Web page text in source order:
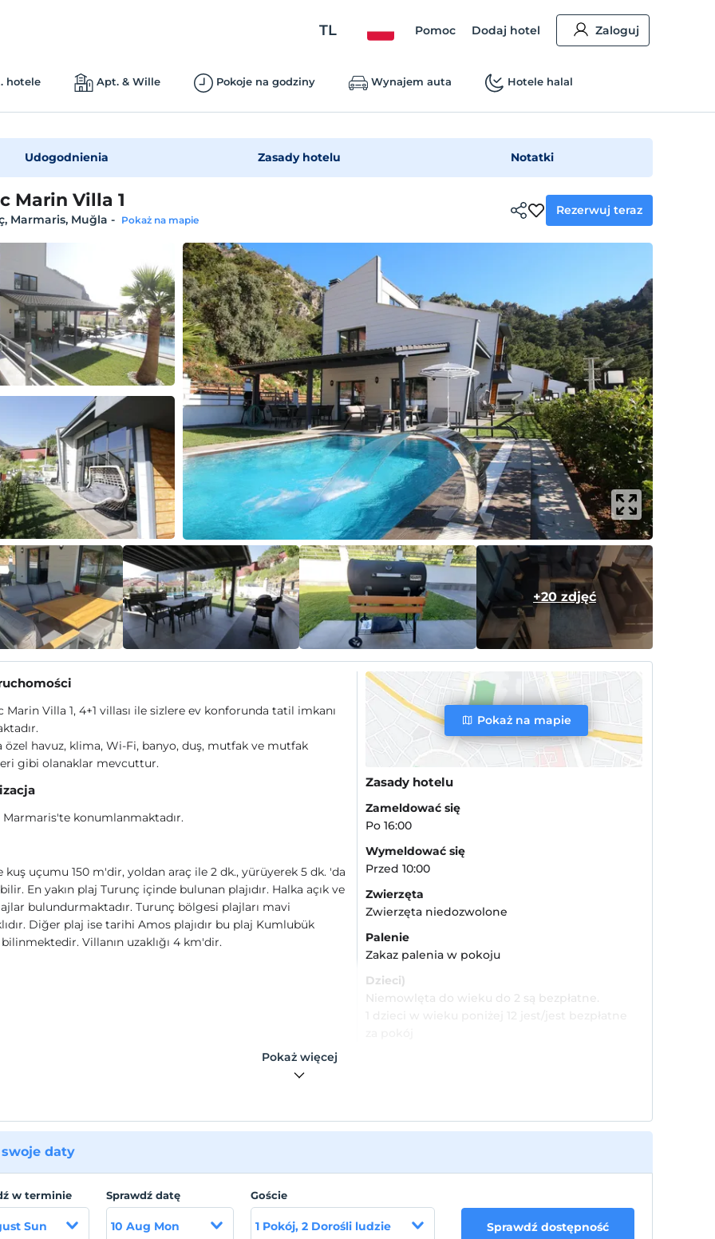
TL Pomoc Dodaj hotel Zaloguj
hotele Apt. & Wille Pokoje na godziny Wynajem auta Hotele halal
Udogodnienia Zasady hotelu Notatki
Marin Villa 1
Marmaris, Muğla - Pokaż na mapie
Rezerwuj teraz
+20 zdjęć
Marin Villa 1, 4+1 villası ile sizlere ev konforunda tatil imkanı
özel havuz, klima, Wi-Fi, banyo, duş, mutfak ve mutfak
gibi olanaklar mevcuttur.
konumlanmaktadır.
kuş uçumu 150 m'dir, yoldan araç ile 2 dk., yürüyerek 5 dk. 'da
En yakın plaj Turunç içinde bulunan plajıdır. Halka açık ve
bulundurmaktadır. Turunç bölgesi plajları mavi
Diğer plaj ise tarihi Amos plajıdır bu plaj Kumlubük
Villanın uzaklığı 4 km'dir.
Pokaż na mapie
Zasady hotelu
Zameldować się
Po 16:00
Wymeldować się
Przed 10:00
Zwierzęta
Zwierzęta niedozwolone
Palenie
Zakaz palenia w pokoju
Dzieci)
Niemowlęta do wieku do 2 są bezpłatne.
Pokaż więcej
daty
w terminie
Sun
Sprawdź datę
10 Aug Mon
Goście
1 Pokój, 2 Dorośli ludzie Sprawdź dostępność